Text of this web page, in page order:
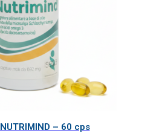
NUTRIMIND – 60 cps